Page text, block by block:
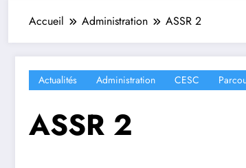
Accueil Administration ASSR 2
Actualités Administration CESC
ASSR 2